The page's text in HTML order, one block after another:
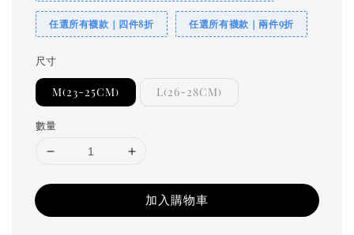
任選所有襪款｜四件8折 任選所有襪款｜兩件9折
尺寸
M(23-25CM) L(26-28CM)
數量
加入購物車